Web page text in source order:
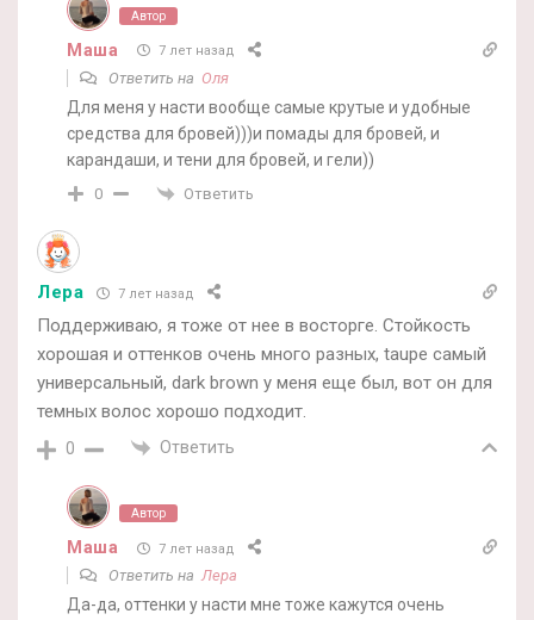
Автор
Маша 7 лет назад
Ответить на Оля
Для меня у насти вообще самые крутые и удобные
средства для бровей)))и помады для бровей, и
карандаши, и тени для бровей, и гели))
0 Ответить
Лера 7 лет назад
Поддерживаю, я тоже от нее в восторге. Стойкость
хорошая и оттенков очень много разных, taupe самый
универсальный, dark brown у меня еще был, вот он для
темных волос хорошо подходит.
0 Ответить
Автор
Маша 7 лет назад
Ответить наЛера
Да-да, оттенки у насти мне тоже кажутся очень